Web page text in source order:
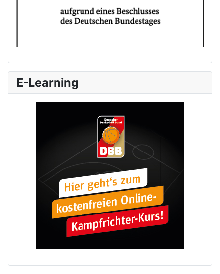
E-Learning